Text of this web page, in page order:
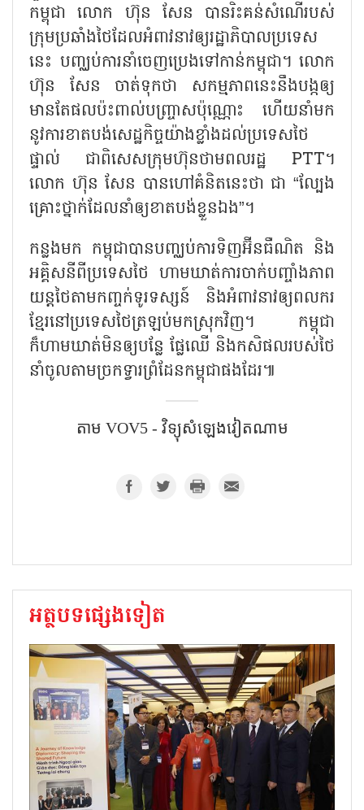
កម្ពុជា លោក ហ៊ុន សែន បានរិះគន់សំណើរបស់
ក្រុមប្រឆាំងថៃដែលអំពាវនាវឲ្យរដ្ឋាភិបាលប្រទេស
នេះ បញ្ឈប់ការនាំចេញប្រេងទៅកាន់កម្ពុជា។ លោក
ហ៊ុន សែន ចាត់ទុកថា សកម្មភាពនេះនឹងបង្កឲ្យ
មានតែផលប៉ះពាល់បញ្ច្រាសប៉ុណ្ណោះ ហើយនាំមក
នូវការខាតបង់សេដ្ឋកិច្ចយ៉ាងខ្លាំងដល់ប្រទេសថៃ
ផ្ទាល់ ជាពិសេសក្រុមហ៊ុនថាមពលរដ្ឋ PTT។
លោក ហ៊ុន សែន បានហៅគំនិតនេះថា ជា “ល្បែង
គ្រោះថ្នាក់ដែលនាំឲ្យខាតបង់ខ្លួនឯង”។
កន្លងមក កម្ពុជាបានបញ្ឈប់ការទិញអ៊ីនធឺណិត និង
អគ្គិសនីពីប្រទេសថៃ ហាមឃាត់ការចាក់បញ្ចាំងភាព
យន្តថៃតាមកញ្ចក់ទូរទស្សន៍ និងអំពាវនាវឲ្យពលករ
ខ្មែរនៅប្រទេសថៃត្រឡប់មកស្រុកវិញ។ កម្ពុជា
ក៏ហាមឃាត់មិនឲ្យបន្លែ ផ្លែឈើ និងកសិផលរបស់ថៃ
នាំចូលតាមច្រកទ្វារព្រំដែនកម្ពុជាផងដែរ៕
តាម​ VOV5​ - វិទ្យុសំឡេងវៀតណាម​
អត្ថបទផ្សេងទៀត